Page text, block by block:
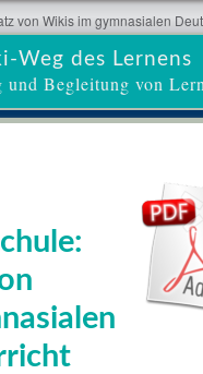
Weg des Lernens
und Begleitung von
von Wikis im gymnasialen